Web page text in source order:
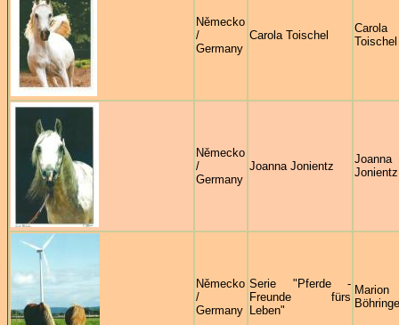
Německo
/
Germany
Carola Toischel
Carola
Toischel
Německo
/
Germany
Joanna Jonientz
Joanna
Jonientz
Německo
/
Germany
Serie "Pferde -
Freunde fürs
Leben"
Marion